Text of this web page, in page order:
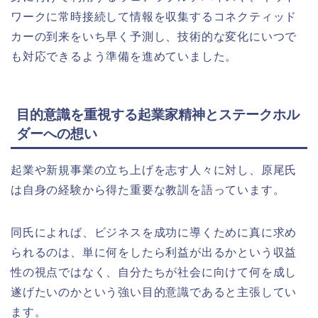
ワークに常時接続して情報を収集するコネクティッド
カーの到来をいち早く予測し、技術的な変化にいつで
も対応できるよう準備を進めていました。
目的意識を重視する起業家精神とステークホル
ダーへの想い
起業や新規事業の立ち上げを志す人々に対し、原尾氏
は自身の経験から得た重要な教訓を語っています。
同氏によれば、ビジネスを成功に導くために真に求め
られるのは、単に何をしたら利益が出るかという収益
性の視点ではなく、自分たちが社会に向けて何を成し
遂げたいのかという強い目的意識であると主張してい
ます。